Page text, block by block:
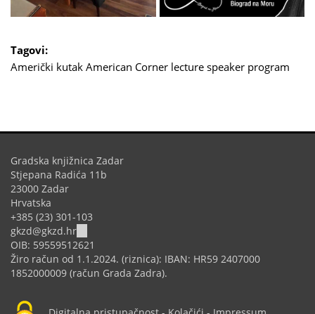
Tagovi:
Američki kutak American Corner lecture speaker program
Gradska knjižnica Zadar
Stjepana Radića 11b
23000 Zadar
Hrvatska
+385 (23) 301-103
gkzd@gkzd.hr
sends
e-
mail)
OIB: 59559512621
Žiro račun od 1.1.2024. (riznica): IBAN: HR59 2407000
1852000009 (račun Grada Zadra).